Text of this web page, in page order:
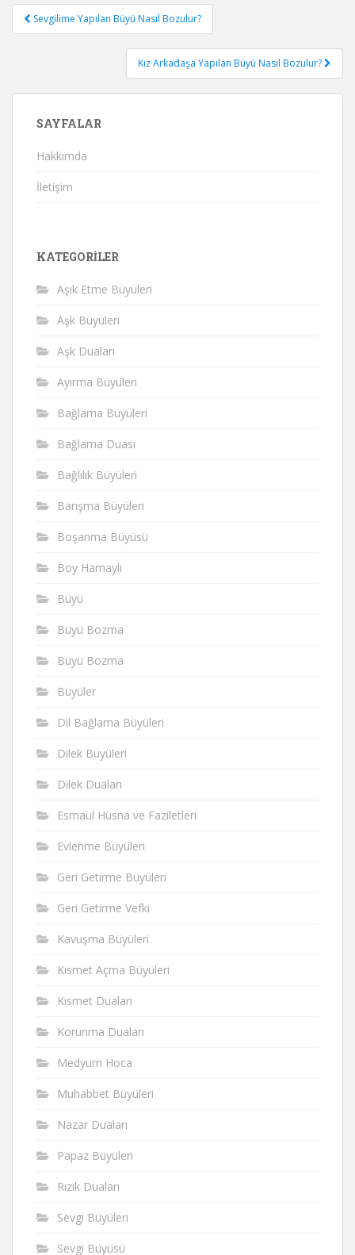
Yazı
gezinmesi
Sevgilime Yapılan Büyü Nasıl Bozulur?
Kız Arkadaşa Yapılan Büyü Nasıl Bozulur?
SAYFALAR
Hakkımda
İletişim
KATEGORILER
Aşık Etme Büyüleri
Aşk Büyüleri
Aşk Duaları
Ayırma Büyüleri
Bağlama Büyüleri
Bağlama Duası
Bağlılık Büyüleri
Barışma Büyüleri
Boşanma Büyüsü
Boy Hamaylı
Büyü
Büyü Bozma
Büyü Bozma
Büyüler
Dil Bağlama Büyüleri
Dilek Büyüleri
Dilek Duaları
Esmaül Hüsna ve Faziletleri
Evlenme Büyüleri
Geri Getirme Büyüleri
Geri Getirme Vefki
Kavuşma Büyüleri
Kısmet Açma Büyüleri
Kısmet Duaları
Korunma Duaları
Medyum Hoca
Muhabbet Büyüleri
Nazar Duaları
Papaz Büyüleri
Rızık Duaları
Sevgi Büyüleri
Sevgi Büyüsü